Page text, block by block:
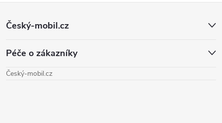
Z
p
Český-mobil.cz
Péče o zákazníky
Český-mobil.cz